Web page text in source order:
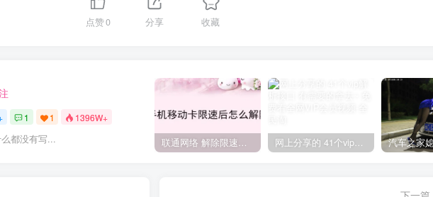
点赞0 分享 收藏
1 1 1396W+
都没有写... 联通网络 解除限速方法参考！畅享、畅玩、老白干等及其它地区自测了 网上分享的 41个vip解析接口 有需要的拿去~ 免费看全网VIP会员视频